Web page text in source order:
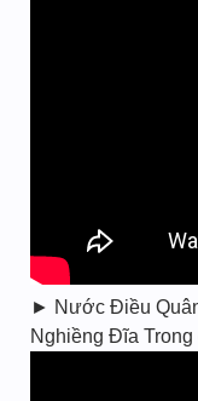
► Nước Điều
Nghiềng Đĩa Trong